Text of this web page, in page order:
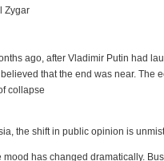
Zygar
ago, after Vladimir Putin had
that the end was near. The
collapse
mood has changed dramatically.